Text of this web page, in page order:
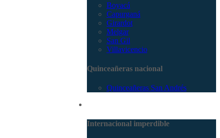
Boyacá
Capurganá
Girardot
Melgar
San Gil
Villavicencio
Quinceañeras nacional
Quinceañeras San Andrés
Internacional imperdible